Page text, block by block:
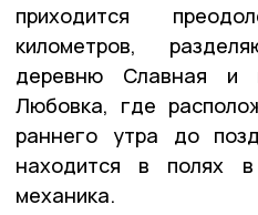
приходится
километров,
деревню Славная и
Любовка, где
раннего утра до
находится в полях в
механика.